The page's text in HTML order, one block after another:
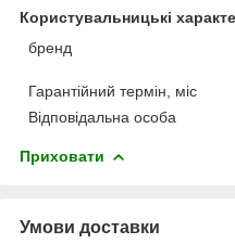
Користувальницькі
бренд
Гарантійний термін, міс
Відповідальна особа
Приховати
Умови доставки